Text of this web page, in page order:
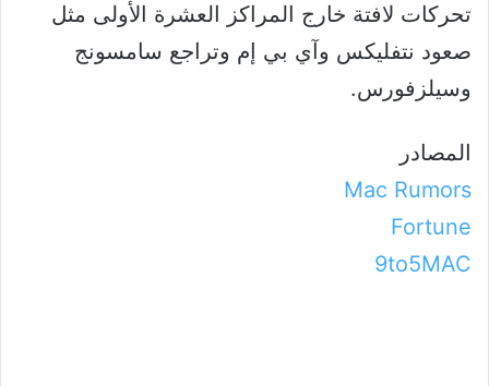
تحركات لافتة خارج المراكز العشرة الأولى مثل
صعود نتفليكس وآي بي إم وتراجع سامسونج
وسيلزفورس.
المصادر
Mac Rumors
Fortune
9to5MAC